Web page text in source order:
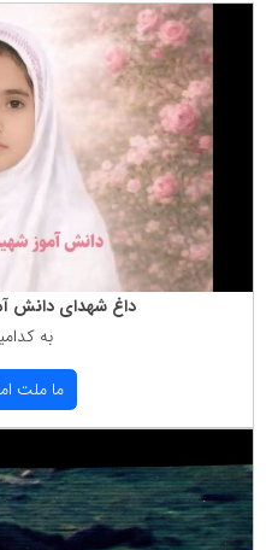
داغ شهدای دانش
به
ما ملت